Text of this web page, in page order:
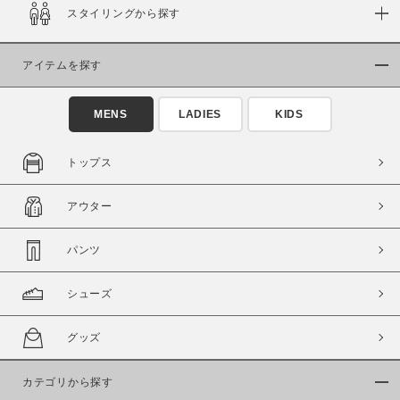
在庫
スタイリングから探す
アイテムを探す
MENS LADIES KIDS
トップス
アウター
パンツ
シューズ
グッズ
カテゴリから探す